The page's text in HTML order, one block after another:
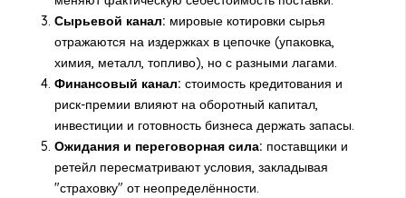
Сырьевой канал: мировые котировки сырья
отражаются на издержках в цепочке (упаковка,
химия, металл, топливо), но с разными лагами.
Финансовый канал: стоимость кредитования и
риск-премии влияют на оборотный капитал,
инвестиции и готовность бизнеса держать запасы.
Ожидания и переговорная сила: поставщики и
ретейл пересматривают условия, закладывая
"страховку" от неопределённости.